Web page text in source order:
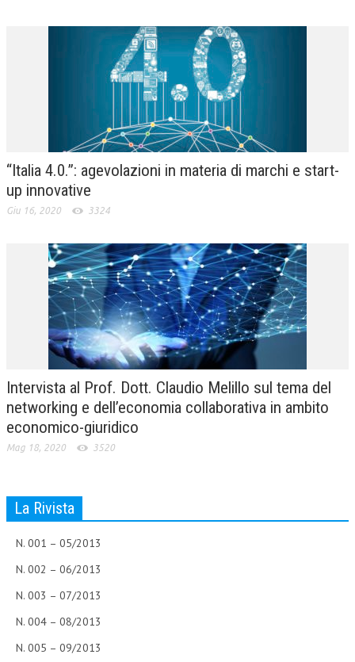
ARCHIVIO EVENTI (FINO AL 2022)
CORSI ENTI TERZI
PUBBLICAZIONI
DOCUMENTI
MANUALI E MONOGRAFIE
TESI DI LAUREA
MATERIALE DIDATTICO
“Italia 4.0.”: agevolazioni in materia di marchi e start-
up innovative
Giu 16, 2020 3324
Intervista al Prof. Dott. Claudio Melillo sul tema del
networking e dell’economia collaborativa in ambito
economico-giuridico
Mag 18, 2020 3520
La Rivista
N. 001 – 05/2013
N. 002 – 06/2013
N. 003 – 07/2013
N. 004 – 08/2013
N. 005 – 09/2013